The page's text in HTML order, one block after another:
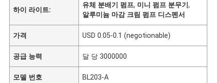
하이 라이트:
유체 분배기 펌프, 미니 펌프 분무기,
알루미늄 마감 크림 펌프 디스펜서
가격 USD 0.05-0.1 (negotionable)
공급 능력 달 당 3000000
모델 번호 BL203-A